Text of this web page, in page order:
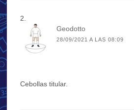
Geodotto
28/09/2021 A LAS 08:09
Cebollas titular.